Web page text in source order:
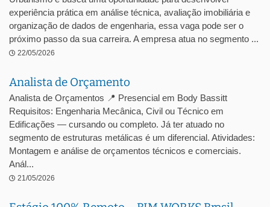
experiência prática em análise técnica, avaliação imobiliária e
organização de dados de engenharia, essa vaga pode ser o
próximo passo da sua carreira. A empresa atua no segmento ...
22/05/2026
Analista de Orçamento
Analista de Orçamentos 📍 Presencial em Body Bassitt
Requisitos: Engenharia Mecânica, Civil ou Técnico em
Edificações — cursando ou completo. Já ter atuado no
segmento de estruturas metálicas é um diferencial. Atividades:
Montagem e análise de orçamentos técnicos e comerciais.
Anál...
21/05/2026